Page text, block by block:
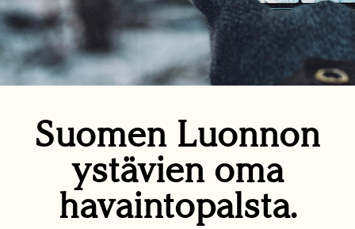
Suomen Luonnon
ystävien oma
havaintopalsta.